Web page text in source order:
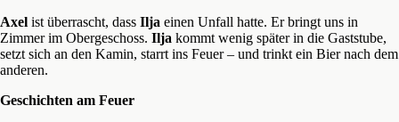
Axel ist überrascht, dass Ilja einen Unfall hatte. Er bringt uns in
Zimmer im Obergeschoss. Ilja kommt wenig später in die Gaststube,
setzt sich an den Kamin, starrt ins Feuer – und trinkt ein Bier nach dem
anderen.
Geschichten am Feuer